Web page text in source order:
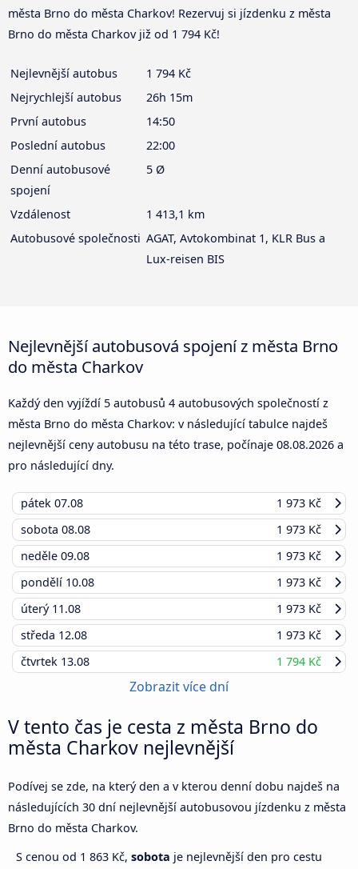
města Brno do města Charkov! Rezervuj si jízdenku z města
Brno do města Charkov již od 1 794 Kč!
Nejlevnější autobus
1 794 Kč
Nejrychlejší autobus
26h 15m
První autobus
14:50
Poslední autobus
22:00
Denní autobusové
spojení
5 Ø
Vzdálenost
1 413,1 km
Autobusové společnosti AGAT, Avtokombinat 1, KLR Bus a
Lux-reisen BIS
Nejlevnější autobusová spojení z města Brno
do města Charkov
Každý den vyjíždí 5 autobusů 4 autobusových společností z
města Brno do města Charkov: v následující tabulce najdeš
nejlevnější ceny autobusu na této trase, počínaje 08.08.2026 a
pro následující dny.
pátek 07.08
1 973 Kč
sobota 08.08
1 973 Kč
neděle 09.08
1 973 Kč
pondělí 10.08
1 973 Kč
úterý 11.08
1 973 Kč
středa 12.08
1 973 Kč
čtvrtek 13.08 1 794 Kč
Zobrazit více dní
V tento čas je cesta z města Brno do
města Charkov nejlevnější
Podívej se zde, na který den a v kterou denní dobu najdeš na
následujících 30 dní nejlevnější autobusovou jízdenku z města
Brno do města Charkov.
S cenou od 1 863 Kč, sobota je nejlevnější den pro cestu